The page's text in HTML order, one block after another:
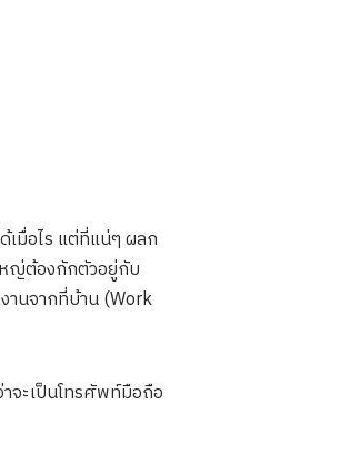
เมื่อไร แต่ที่แน่ๆ ผลก
หญ่ต้องกักตัวอยู่กับ
านจากที่บ้าน (Work
จะเป็นโทรศัพท์มือถือ